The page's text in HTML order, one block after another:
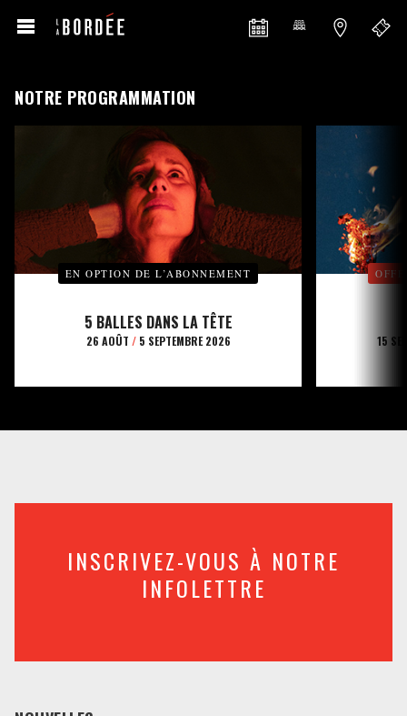
NOTRE PROGRAMMATION
EN OPTION DE L’ABONNEMENT
5 BALLES DANS LA TÊTE
26 AOÛT /5 SEPTEMBRE 2026 15
INSCRIVEZ-VOUS À NOTRE
INFOLETTRE